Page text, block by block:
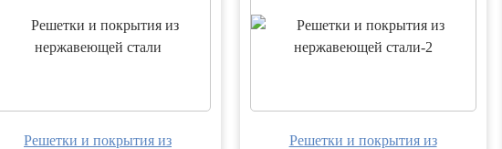
Решетки и покрытия из
Решетки и покрытия из